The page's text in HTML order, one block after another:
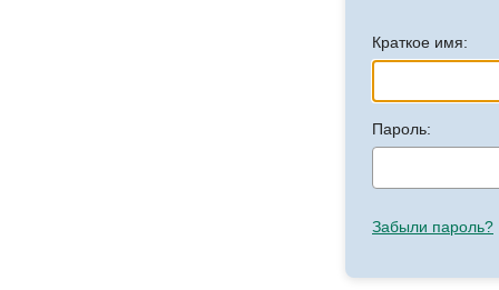
Краткое имя:
Пароль:
Забыли пароль?